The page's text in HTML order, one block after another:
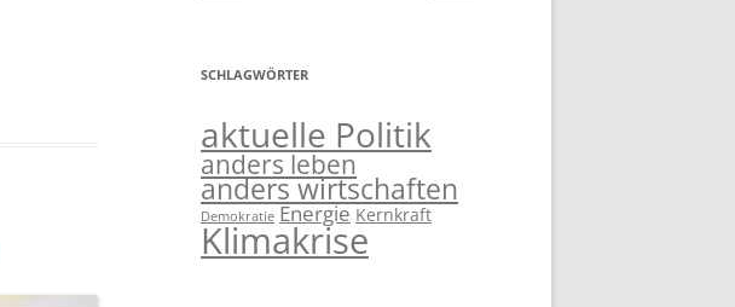
SCHLAGWÖRTER
aktuelle Politik
anders leben
anders wirtschaften
Demokratie Energie Kernkraft
Klimakrise